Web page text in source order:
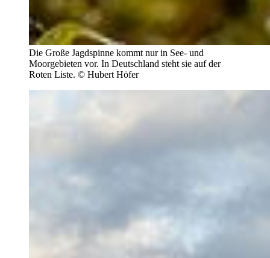
Die Große Jagdspinne kommt nur in See- und
Moorgebieten vor. In Deutschland steht sie auf der
Roten Liste. © Hubert Höfer